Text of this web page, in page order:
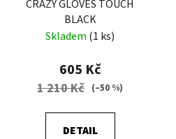
CRAZY GLOVES TOUCH
BLACK
Skladem (1 ks)
605 Kč
1 210 Kč (–50 %)
DETAIL